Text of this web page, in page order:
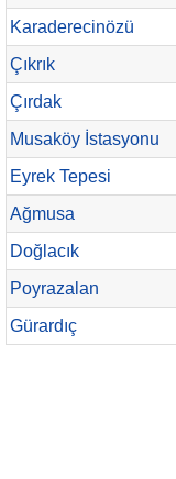
Karaderecinözü
Çıkrık
Çırdak
Musaköy İstasyonu
Eyrek Tepesi
Ağmusa
Doğlacık
Poyrazalan
Gürardıç